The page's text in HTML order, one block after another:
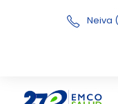
Neiva